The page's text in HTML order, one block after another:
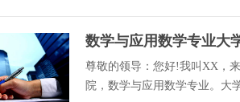
数学与应用数学专业大
尊敬的领导：您好!我叫XX，
院，数学与应用数学专业。大